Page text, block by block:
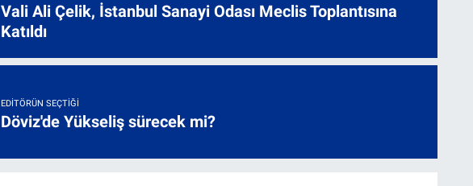
Vali Ali Çelik, İstanbul Sanayi Odası Meclis Toplantısına
Katıldı
EDITÖRÜN SEÇTIĞI
Döviz'de Yükseliş sürecek mi?